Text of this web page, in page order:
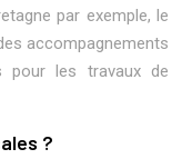
par exemple, le
accompagnements
pour les travaux de
?